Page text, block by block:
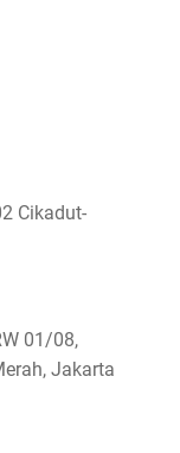
Cikadut-
01/08,
Jakarta